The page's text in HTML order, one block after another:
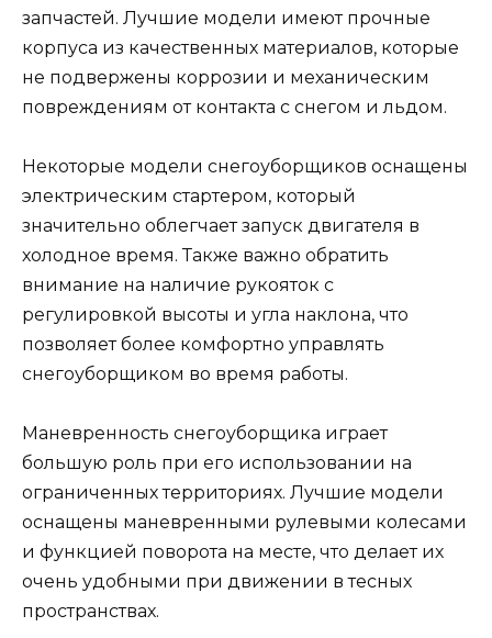
запчастей. Лучшие модели имеют прочные
корпуса из качественных материалов, которые
не подвержены коррозии и механическим
повреждениям от контакта с снегом и льдом.
Некоторые модели снегоуборщиков оснащены
электрическим стартером, который
значительно облегчает запуск двигателя в
холодное время. Также важно обратить
внимание на наличие рукояток с
регулировкой высоты и угла наклона, что
позволяет более комфортно управлять
снегоуборщиком во время работы.
Маневренность снегоуборщика играет
большую роль при его использовании на
ограниченных территориях. Лучшие модели
оснащены маневренными рулевыми колесами
и функцией поворота на месте, что делает их
очень удобными при движении в тесных
пространствах.